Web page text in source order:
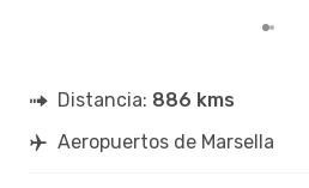
Distancia: 886 kms
Aeropuertos de Marsella